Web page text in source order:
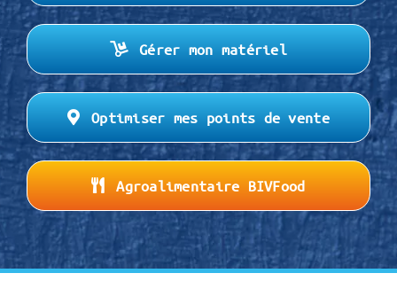
Gérer mon matériel
Optimiser mes points de vente
Agroalimentaire BIVFood